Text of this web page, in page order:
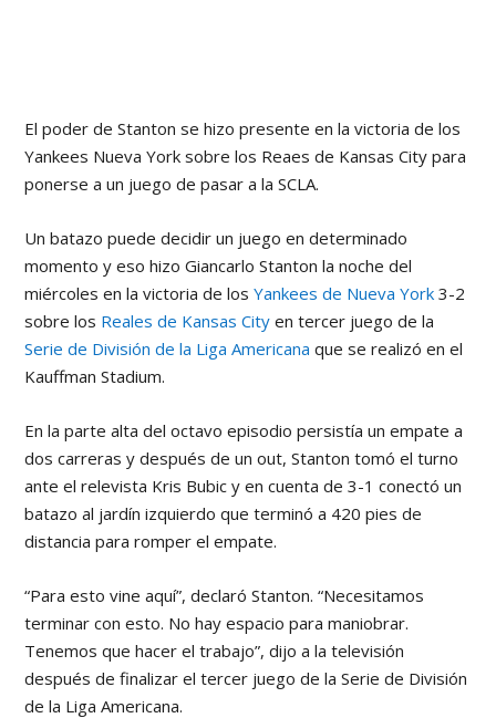
El poder de Stanton se hizo presente en la victoria de los
Yankees Nueva York sobre los Reaes de Kansas City para
ponerse a un juego de pasar a la SCLA.
Un batazo puede decidir un juego en determinado
momento y eso hizo Giancarlo Stanton la noche del
miércoles en la victoria de losYankees de Nueva York 3-2
sobre los Reales de Kansas City en tercer juego de la
Serie de División de la Liga Americana que se realizó en el
Kauffman Stadium.
En la parte alta del octavo episodio persistía un empate a
dos carreras y después de un out, Stanton tomó el turno
ante el relevista Kris Bubic y en cuenta de 3-1 conectó un
batazo al jardín izquierdo que terminó a 420 pies de
distancia para romper el empate.
“Para esto vine aquí”, declaró Stanton. “Necesitamos
terminar con esto. No hay espacio para maniobrar.
Tenemos que hacer el trabajo”, dijo a la televisión
después de finalizar el tercer juego de la Serie de División
de la Liga Americana.